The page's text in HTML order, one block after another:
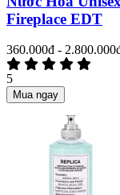
Fireplace EDT
360.000đ -
5
Mua ngay